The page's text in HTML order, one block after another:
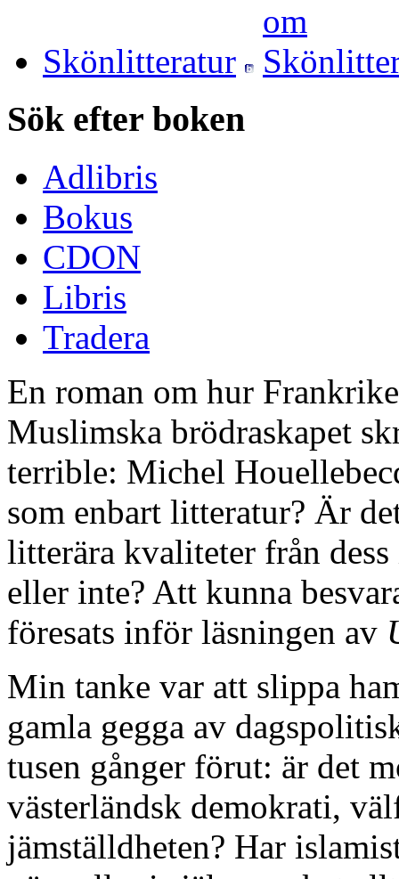
Skönlitteratur
Sök efter boken
Adlibris
Bokus
CDON
Libris
Tradera
En roman om hur
Muslimska brödraskapet
terrible: Michel
som enbart litteratur? Är
litterära kvaliteter från
eller inte? Att kunna
föresats inför läsningen av
Min tanke var att slippa
gamla gegga av
tusen gånger förut: är det
västerländsk demokrati,
jämställdheten? Har